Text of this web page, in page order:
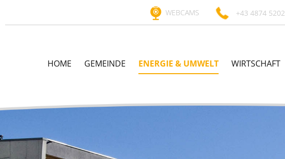
+43 4874 5202
WEBCAMS
HOME GEMEINDE ENERGIE & UMWELT WIRTSCHAFT